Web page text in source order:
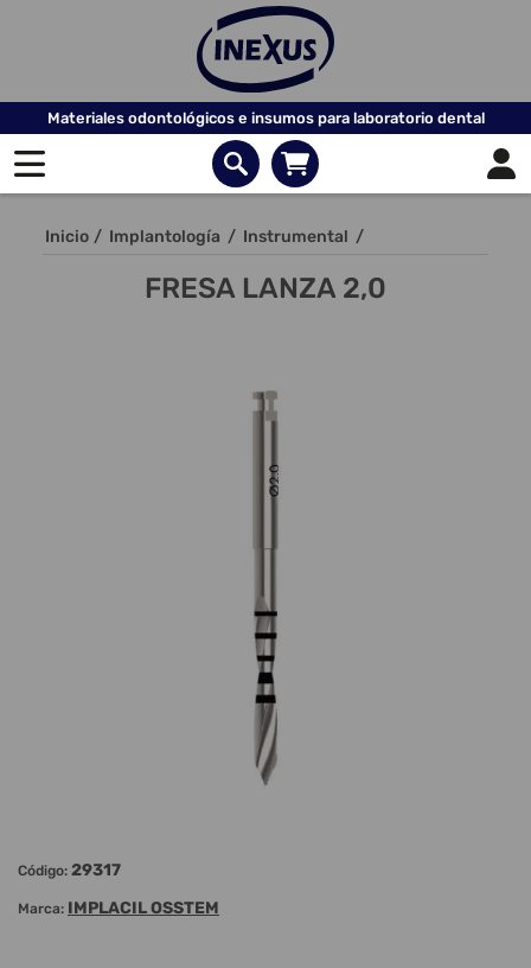
Materiales odontológicos e insumos para laboratorio dental
Inicio / Implantología / Instrumental /
FRESA LANZA 2,0
Código: 29317
Marca: IMPLACIL OSSTEM